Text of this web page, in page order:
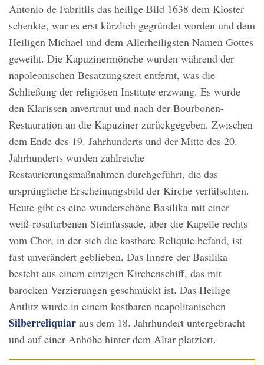
Antonio de Fabritiis das heilige Bild 1638 dem Kloster
schenkte, war es erst kürzlich gegründet worden und dem
Heiligen Michael und dem Allerheiligsten Namen Gottes
geweiht. Die Kapuzinermönche wurden während der
napoleonischen Besatzungszeit entfernt, was die
Schließung der religiösen Institute erzwang. Es wurde
den Klarissen anvertraut und nach der Bourbonen-
Restauration an die Kapuziner zurückgegeben. Zwischen
dem Ende des 19. Jahrhunderts und der Mitte des 20.
Jahrhunderts wurden zahlreiche
Restaurierungsmaßnahmen durchgeführt, die das
ursprüngliche Erscheinungsbild der Kirche verfälschten.
Heute gibt es eine wunderschöne Basilika mit einer
weiß-rosafarbenen Steinfassade, aber die Kapelle rechts
vom Chor, in der sich die kostbare Reliquie befand, ist
fast unverändert geblieben. Das Innere der Basilika
besteht aus einem einzigen Kirchenschiff, das mit
barocken Verzierungen geschmückt ist. Das Heilige
Antlitz wurde in einem kostbaren neapolitanischen
Silberreliquiar aus dem 18. Jahrhundert untergebracht
und auf einer Anhöhe hinter dem Altar platziert.